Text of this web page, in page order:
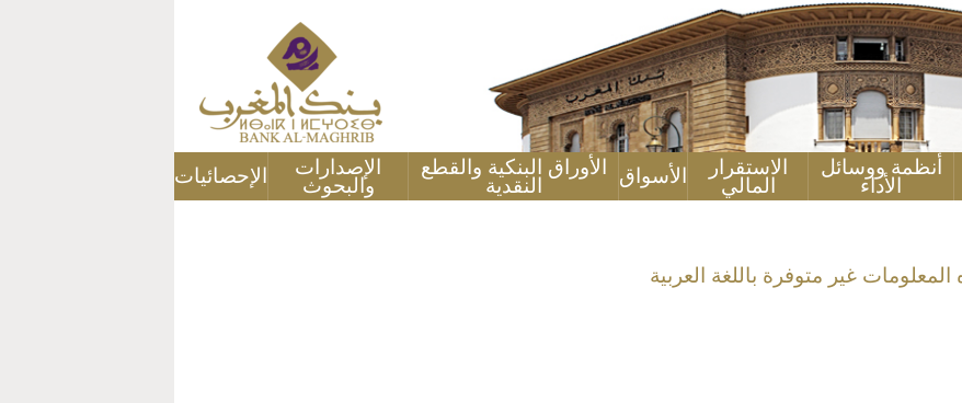
أنظمة ووسائل
الأداء
الاستقرار
المالي
الأسواق
الأوراق البنكية والقطع
النقدية
الإصدارات
والبحوث
الإحصائيات
المعلومات غير متوفرة باللغة العربية